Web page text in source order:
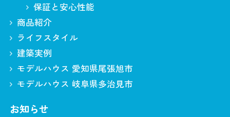
保証と安心性能
商品紹介
ライフスタイル
建築実例
モデルハウス 愛知県尾張旭市
モデルハウス 岐阜県多治見市
お知らせ